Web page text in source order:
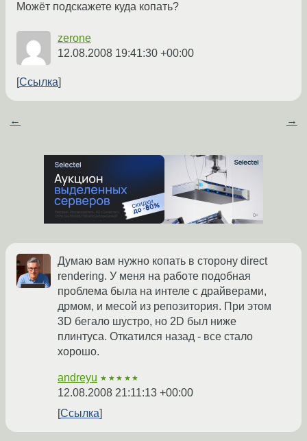
Можёт подскажете куда копать?
zerone
12.08.2008 19:41:30 +00:00
Ссылка
← →
Думаю вам нужно копать в сторону direct
rendering. У меня на работе подобная
проблема была на интеле с драйверами,
дрмом, и месой из репозитория. При этом
3D бегало шустро, но 2D был ниже
плинтуса. Откатился назад - все стало
хорошо.
andreyu ★★★★★
12.08.2008 21:11:13 +00:00
Ссылка